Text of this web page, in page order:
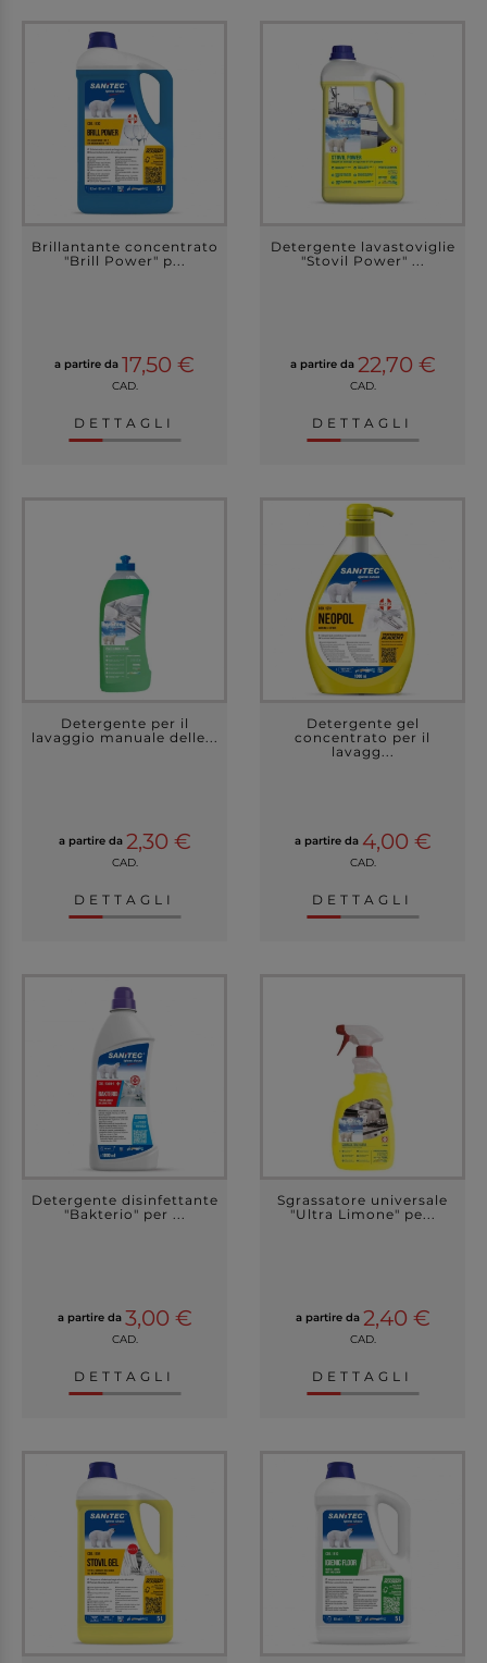
Brillantante concentrato
"Brill Power" p...
a partire da 17,50 €
CAD.
DETTAGLI
Detergente lavastoviglie
"Stovil Power" ...
a partire da 22,70 €
CAD.
DETTAGLI
Detergente per il
lavaggio manuale delle...
a partire da 2,30 €
CAD.
DETTAGLI
Detergente gel
concentrato per il
lavagg...
a partire da 4,00 €
CAD.
DETTAGLI
Detergente disinfettante
"Bakterio" per ...
a partire da 3,00 €
CAD.
DETTAGLI
Sgrassatore universale
"Ultra Limone" pe...
a partire da 2,40 €
CAD.
DETTAGLI